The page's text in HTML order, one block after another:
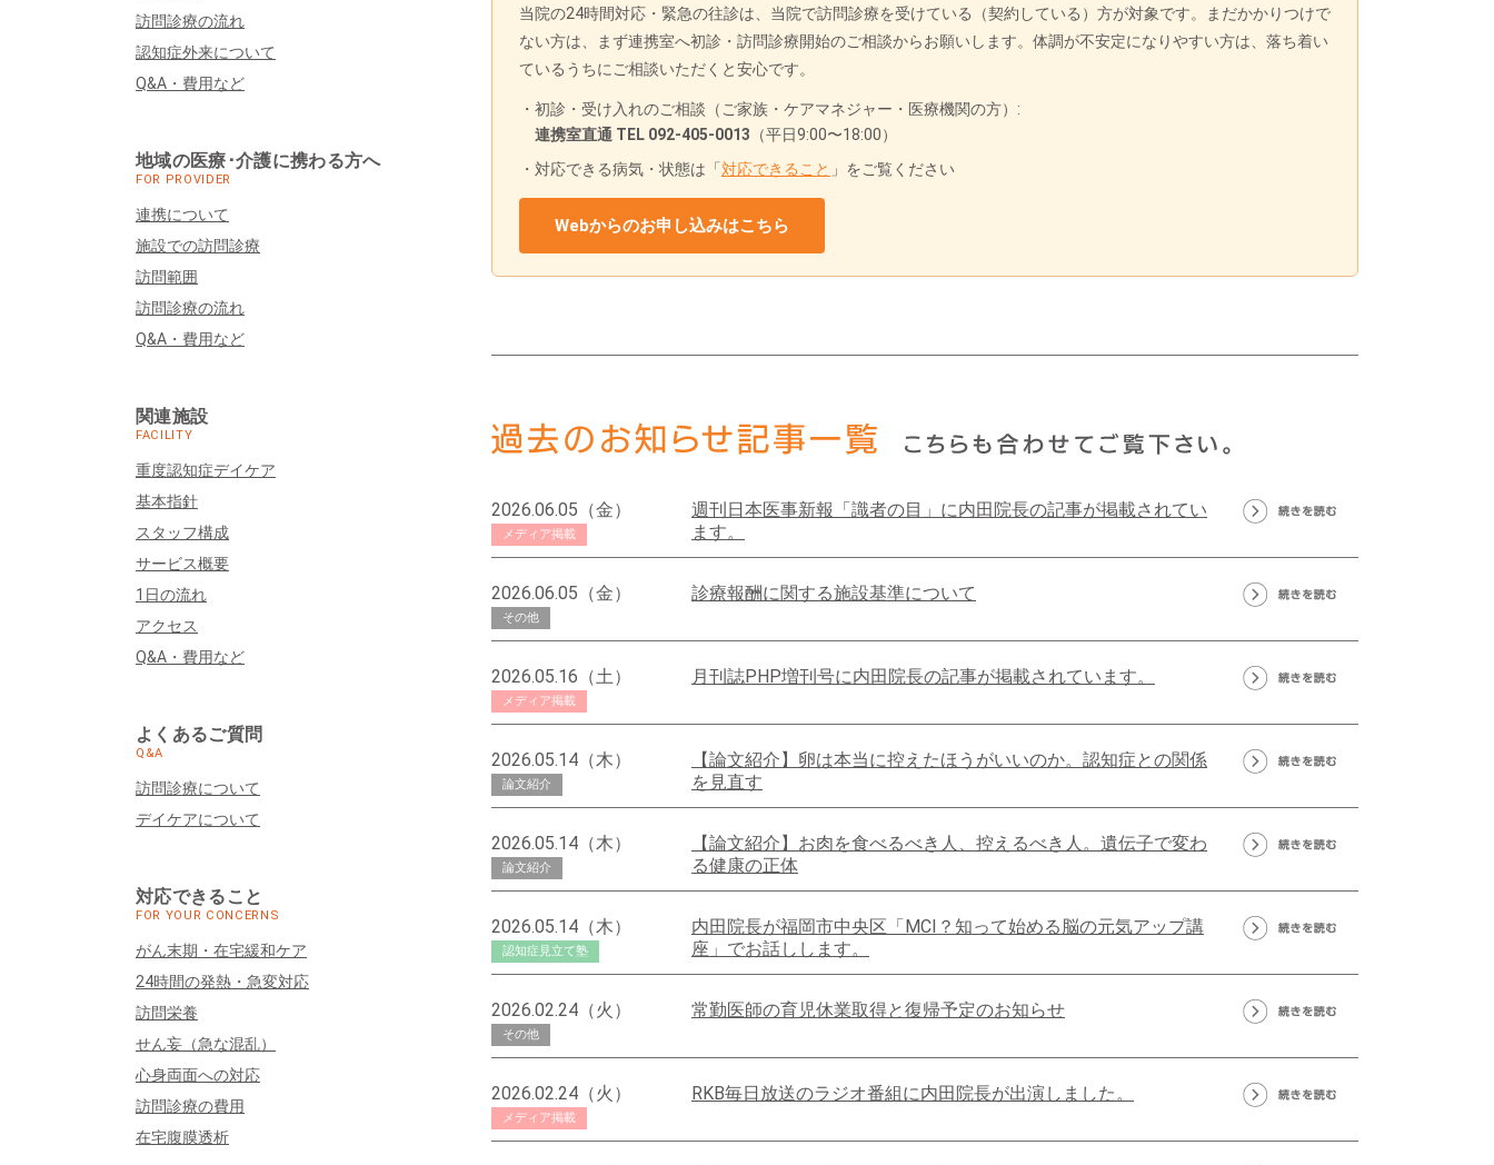
訪問診療の流れ
認知症外来について
Q&A・費用など
地域の医療･介護に携わる方へ
FOR PROVIDER
連携について
施設での訪問診療
訪問範囲
訪問診療の流れ
Q&A・費用など
関連施設
FACILITY
重度認知症デイケア
基本指針
スタッフ構成
サービス概要
1日の流れ
アクセス
Q&A・費用など
よくあるご質問
Q&A
訪問診療について
デイケアについて
対応できること
FOR YOUR CONCERNS
がん末期・在宅緩和ケア
24時間の発熱・急変対応
訪問栄養
せん妄（急な混乱）
心身両面への対応
訪問診療の費用
在宅腹膜透析
当院の24時間対応・緊急の往診は、当院で訪問診療を受けている（契約している）方が対象です。まだかかりつけで
ない方は、まず連携室へ初診・訪問診療開始のご相談からお願いします。体調が不安定になりやすい方は、落ち着い
ているうちにご相談いただくと安心です。
初診・受け入れのご相談（ご家族・ケアマネジャー・医療機関の方）:
連携室直通 TEL 092-405-0013 （平日9:00〜18:00）
対応できる病気・状態は「 対応できること 」をご覧ください
Webからのお申し込みはこちら
2026.06.05（金）
メディア掲載
週刊日本医事新報「識者の目」に内田院長の記事が掲載されてい
ます。
2026.06.05（金）
その他
診療報酬に関する施設基準について
2026.05.16（土）
メディア掲載
月刊誌PHP増刊号に内田院長の記事が掲載されています。
2026.05.14（木）
論文紹介
【論文紹介】卵は本当に控えたほうがいいのか。認知症との関係
を見直す
2026.05.14（木）
論文紹介
【論文紹介】お肉を食べるべき人、控えるべき人。遺伝子で変わ
る健康の正体
2026.05.14（木）
認知症見立て塾
内田院長が福岡市中央区「MCI？知って始める脳の元気アップ講
座」でお話しします。
2026.02.24（火）
その他
常勤医師の育児休業取得と復帰予定のお知らせ
2026.02.24（火）
メディア掲載
RKB毎日放送のラジオ番組に内田院長が出演しました。